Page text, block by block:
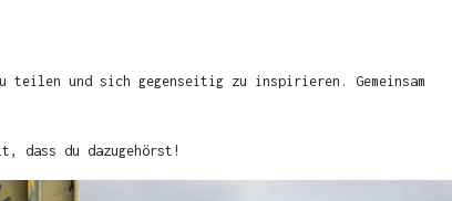
teilen und sich gegenseitig zu inspirieren. Gemeinsam
dass du dazugehörst!